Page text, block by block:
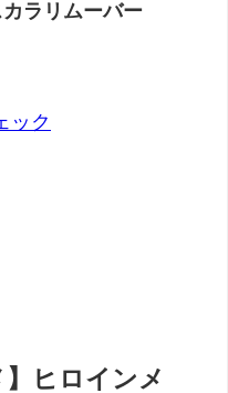
ラリムーバー
ック
】ヒロインメ